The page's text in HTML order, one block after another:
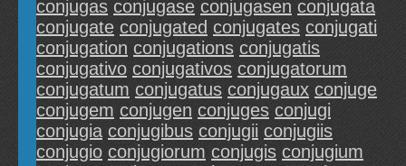
conjugas conjugase conjugasen conjugata
conjugate conjugated conjugates conjugati
conjugation conjugations conjugatis
conjugativo conjugativos conjugatorum
conjugatum conjugatus conjugaux conjuge
conjugem conjugen conjuges conjugi
conjugia conjugibus conjugii conjugiis
conjugio conjugiorum conjugis conjugium